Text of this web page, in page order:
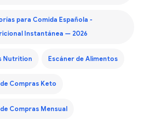
para Comida Española -
Instantánea — 2026
Nutrition Escáner de Alimentos
Compras Keto
Compras Mensual